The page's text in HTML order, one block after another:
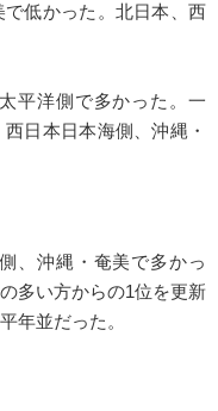
低かった。北日本、西
平洋側で多かった。一
日本日本海側、沖縄・
、沖縄・奄美で多かっ
多い方からの1位を更新
年並だった。